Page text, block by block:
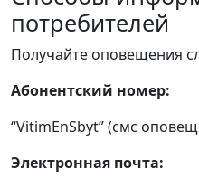
потребителей
Получайте оповещения
Абонентский номер:
“VitimEnSbyt” (смс
Электронная почта: